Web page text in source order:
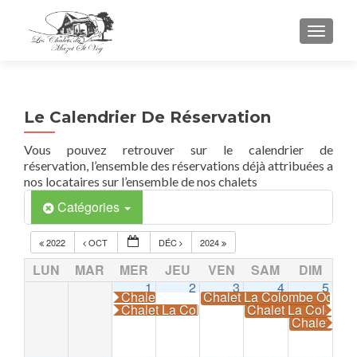
Le Calendrier De Réservation
Vous pouvez retrouver sur le calendrier de
réservation, l’ensemble des réservations déjà attribuées a
nos locataires sur l’ensemble de nos chalets
Catégories
2022 OCT DÉC 2024
LUN MAR MER JEU VEN SAM
DIM
1
Chalet La Colombe Occupé
Chalet La Colombe Occupé
2 3
Chalet La Colombe
4
Chalet La
5
Chalet La